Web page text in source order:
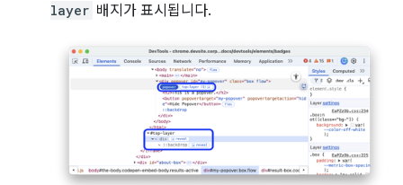
layer 배지가 표시됩니다.